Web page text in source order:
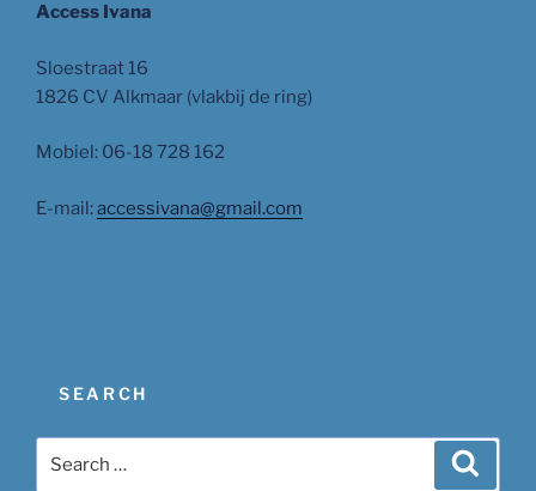
Access Ivana
Sloestraat 16
1826 CV Alkmaar (vlakbij de ring)
Mobiel: 06-18 728 162
E-mail:accessivana@gmail.com
SEARCH